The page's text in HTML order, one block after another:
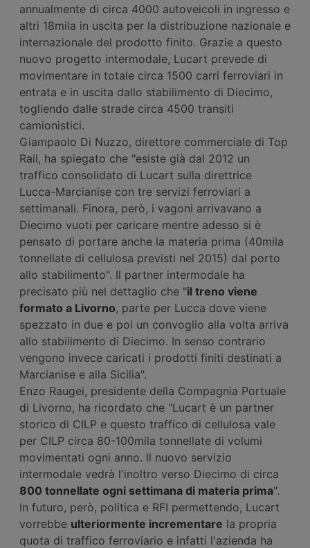
annualmente di circa 4000 autoveicoli in ingresso e
altri 18mila in uscita per la distribuzione nazionale e
internazionale del prodotto finito. Grazie a questo
nuovo progetto intermodale, Lucart prevede di
movimentare in totale circa 1500 carri ferroviari in
entrata e in uscita dallo stabilimento di Diecimo,
togliendo dalle strade circa 4500 transiti
camionistici.
Giampaolo Di Nuzzo, direttore commerciale di Top
Rail, ha spiegato che "esiste già dal 2012 un
traffico consolidato di Lucart sulla direttrice
Lucca-Marcianise con tre servizi ferroviari a
settimanali. Finora, però, i vagoni arrivavano a
Diecimo vuoti per caricare mentre adesso si è
pensato di portare anche la materia prima (40mila
tonnellate di cellulosa previsti nel 2015) dal porto
allo stabilimento". Il partner intermodale ha
precisato più nel dettaglio che "il treno viene
formato a Livorno, parte per Lucca dove viene
spezzato in due e poi un convoglio alla volta arriva
allo stabilimento di Diecimo. In senso contrario
vengono invece caricati i prodotti finiti destinati a
Marcianise e alla Sicilia".
Enzo Raugei, presidente della Compagnia Portuale
di Livorno, ha ricordato che "Lucart è un partner
storico di CILP e questo traffico di cellulosa vale
per CILP circa 80-100mila tonnellate di volumi
movimentati ogni anno. Il nuovo servizio
intermodale vedrà l'inoltro verso Diecimo di circa
800 tonnellate ogni settimana di materia prima".
In futuro, però, politica e RFI permettendo, Lucart
vorrebbe ulteriormente incrementare la propria
quota di traffico ferroviario e infatti l'azienda ha